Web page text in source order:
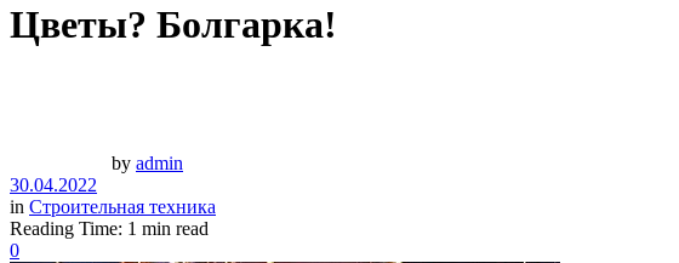
Цветы? Болгарка!
by admin
30.04.2022
in Строительная техника
Reading Time: 1 min read
0